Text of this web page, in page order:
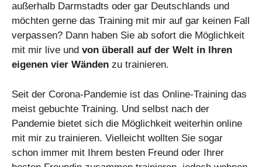
außerhalb Darmstadts oder gar Deutschlands und
möchten gerne das Training mit mir auf gar keinen Fall
verpassen? Dann haben Sie ab sofort die Möglichkeit
mit mir live und von überall auf der Welt in Ihren
eigenen vier Wänden zu trainieren.
Seit der Corona-Pandemie ist das Online-Training das
meist gebuchte Training. Und selbst nach der
Pandemie bietet sich die Möglichkeit weiterhin online
mit mir zu trainieren. Vielleicht wollten Sie sogar
schon immer mit Ihrem besten Freund oder Ihrer